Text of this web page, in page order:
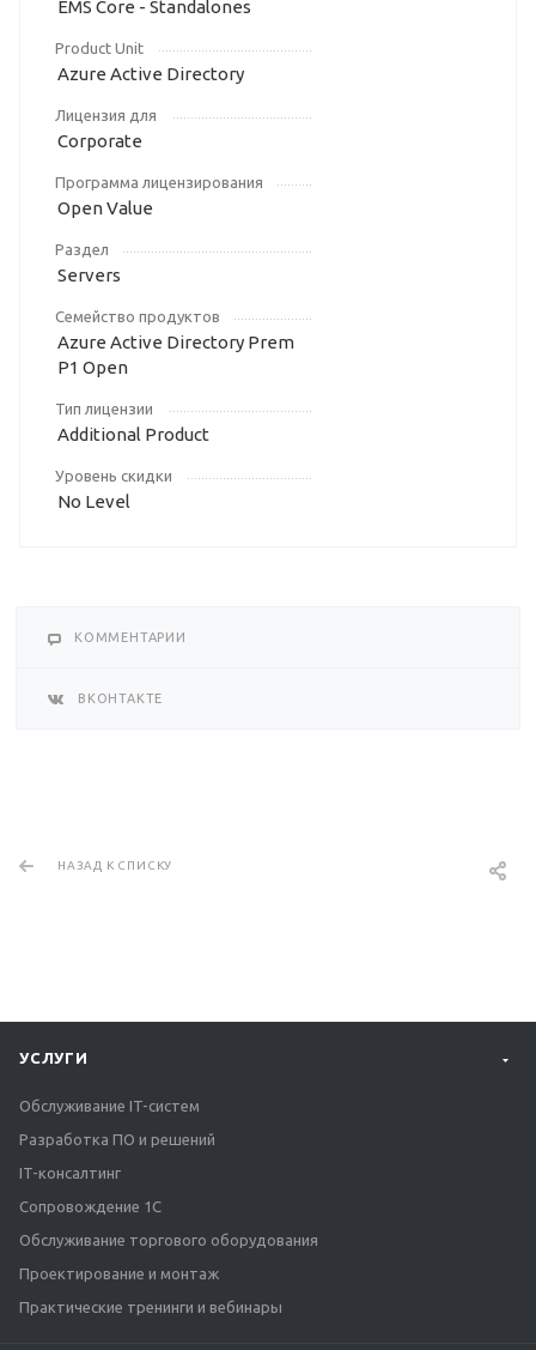
EMS Core - Standalones
Product Unit
Azure Active Directory
Лицензия для
Corporate
Программа лицензирования
Open Value
Раздел
Servers
Семейство продуктов
Azure Active Directory Prem
P1 Open
Тип лицензии
Additional Product
Уровень скидки
No Level
КОММЕНТАРИИ
ВКОНТАКТЕ
НАЗАД К СПИСКУ
УСЛУГИ
Обслуживание IT-систем
Разработка ПО и решений
IT-консалтинг
Сопровождение 1С
Обслуживание торгового оборудования
Проектирование и монтаж
Практические тренинги и вебинары